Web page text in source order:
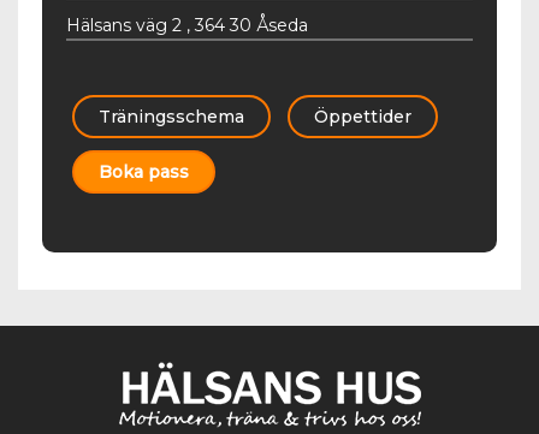
Hälsans väg 2 , 364 30 Åseda
Träningsschema Öppettider
Boka pass